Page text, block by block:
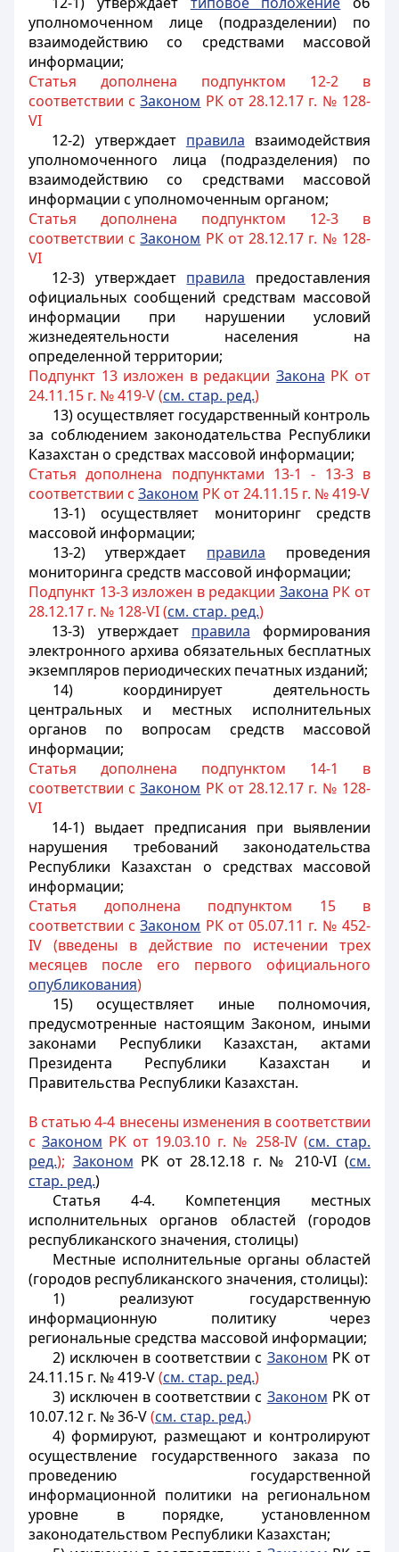
уполномоченном лице (подразделении) по
взаимодействию со средствами массовой
информации;
Статья дополнена подпунктом 12-2 в
соответствии сЗаконом РК от 28.12.17 г. № 128-
VI
12-2) утверждает правила взаимодействия
уполномоченного лица (подразделения) по
взаимодействию со средствами массовой
информации с уполномоченным органом;
Статья дополнена подпунктом 12-3 в
соответствии сЗаконом РК от 28.12.17 г. № 128-
VI
12-3) утверждает правила предоставления
официальных сообщений средствам массовой
информации при нарушении условий
жизнедеятельности населения на
определенной территории;
Подпункт 13 изложен в редакции Закона РК от
24.11.15 г. № 419-V (см. стар. ред.)
13) осуществляет государственный контроль
за соблюдением законодательства Республики
Казахстан о средствах массовой информации;
Статья дополнена подпунктами 13-1 - 13-3 в
соответствии с Законом РК от 24.11.15 г. № 419-V
13-1) осуществляет мониторинг средств
массовой информации;
13-2) утверждает правила проведения
мониторинга средств массовой информации;
Подпункт 13-3 изложен в редакции Закона РК от
28.12.17 г. № 128-VI (см. стар. ред.)
13-3) утверждает правила формирования
электронного архива обязательных бесплатных
экземпляров периодических печатных изданий;
14) координирует деятельность
центральных и местных исполнительных
органов по вопросам средств массовой
информации;
Статья дополнена подпунктом 14-1 в
соответствии сЗаконом РК от 28.12.17 г. № 128-
VI
14-1) выдает предписания при выявлении
нарушения требований законодательства
Республики Казахстан о средствах массовой
информации;
Статья дополнена подпунктом 15 в
соответствии сЗаконом РК от 05.07.11 г. № 452-
IV (введены в действие по истечении трех
месяцев после его первого официального
опубликования)
15) осуществляет иные полномочия,
предусмотренные настоящим Законом, иными
законами Республики Казахстан, актами
Президента Республики Казахстан и
Правительства Республики Казахстан.
В статью 4-4 внесены изменения в соответствии
сЗаконом РК от 19.03.10 г. № 258-IV (см. стар.
ред.); Законом РК от 28.12.18 г. № 210-VI (см.
стар. ред.)
Статья 4-4. Компетенция местных
исполнительных органов областей (городов
республиканского значения, столицы)
Местные исполнительные органы областей
(городов республиканского значения, столицы):
1) реализуют государственную
информационную политику через
региональные средства массовой информации;
2) исключен в соответствии с Законом РК от
24.11.15 г. № 419-V(см. стар. ред.)
3) исключен в соответствии с Законом РК от
10.07.12 г. № 36-V(см. стар. ред.)
4) формируют, размещают и контролируют
осуществление государственного заказа по
проведению государственной
информационной политики на региональном
уровне в порядке, установленном
законодательством Республики Казахстан;